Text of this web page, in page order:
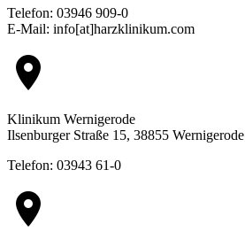
Telefon: 03946 909-0
E-Mail: info[at]harzklinikum.com
location_on
Klinikum Wernigerode
Ilsenburger Straße 15, 38855 Wernigerode
Telefon: 03943 61-0
location_on